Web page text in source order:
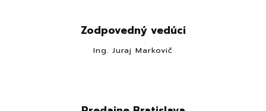
Zodpovedný vedúci
Ing. Juraj Markovič